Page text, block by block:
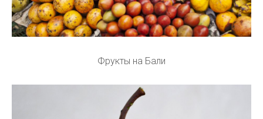
Фрукты на Бали